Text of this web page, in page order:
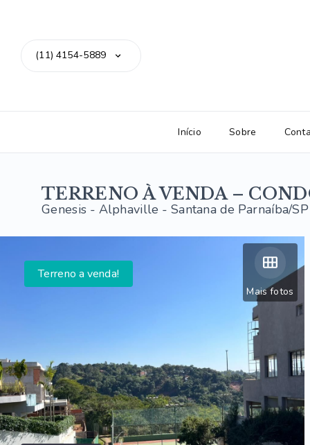
(11) 4154-5889
Início Sobre
TERRENO À VENDA –
Genesis - Alphaville - Santana de Parnaíba/SP
Mais fotos
Terreno a venda!